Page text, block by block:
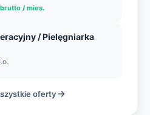
/ mies.
/ Pielęgniarka
oferty